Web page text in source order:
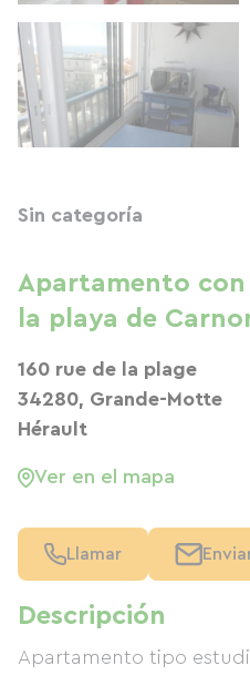
Descripción
Apartamento tipo
Sin categoría
Apartamento con
la playa de
160 rue de la plage
34280, Grande-Motte
Hérault
Ver en el mapa
Llamar